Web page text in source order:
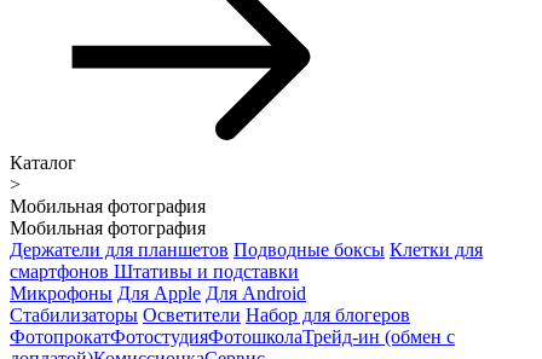
Каталог
>
Мобильная фотография
Мобильная фотография
Держатели для планшетов Подводные боксы Клетки для
смартфонов Штативы и подставки
Микрофоны Для Apple Для Android
Стабилизаторы Осветители Набор для блогеров
ФотопрокатФотостудияФотошколаТрейд-ин (обмен с